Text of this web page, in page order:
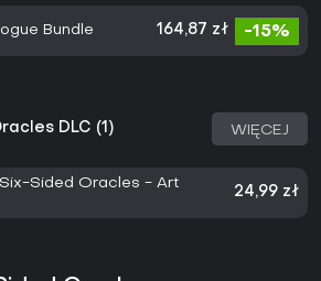
Bundle 164,87 zł -15%
DLC (1) WIĘCEJ
Sided Oracles - Art
24,99 zł